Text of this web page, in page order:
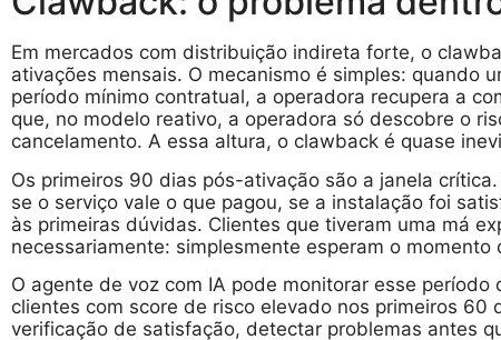
Em mercados com distribuição indireta forte, o
ativações mensais. O mecanismo é simples: quando
período mínimo contratual, a operadora recupera a
que, no modelo reativo, a operadora só descobre o
cancelamento. A essa altura, o clawback é quase
Os primeiros 90 dias pós-ativação são a janela
se o serviço vale o que pagou, se a instalação foi
às primeiras dúvidas. Clientes que tiveram uma má
necessariamente: simplesmente esperam o momento
O agente de voz com IA pode monitorar esse
clientes com score de risco elevado nos primeiros 60
verificação de satisfação, detectar problemas antes